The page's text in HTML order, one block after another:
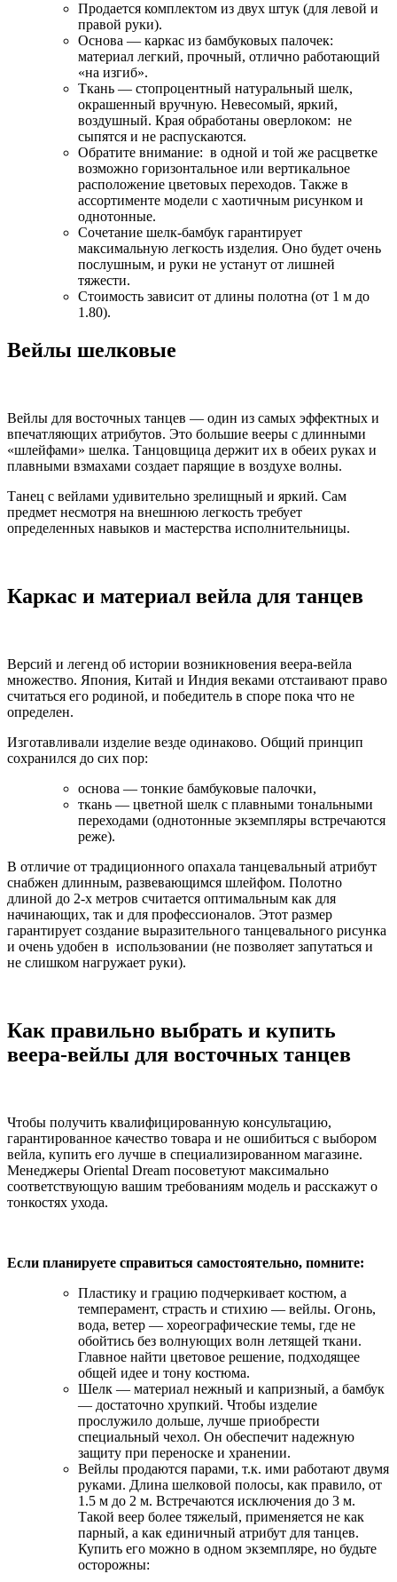
Продается комплектом из двух штук (для левой и
правой руки).
Основа — каркас из бамбуковых палочек:
материал легкий, прочный, отлично работающий
«на изгиб».
Ткань — стопроцентный натуральный шелк,
окрашенный вручную. Невесомый, яркий,
воздушный. Края обработаны оверлоком: не
сыпятся и не распускаются.
Обратите внимание: в одной и той же расцветке
возможно горизонтальное или вертикальное
расположение цветовых переходов. Также в
ассортименте модели с хаотичным рисунком и
однотонные.
Сочетание шелк-бамбук гарантирует
максимальную легкость изделия. Оно будет очень
послушным, и руки не устанут от лишней
тяжести.
Стоимость зависит от длины полотна (от 1 м до
1.80).
Вейлы шелковые
Вейлы для восточных танцев — один из самых эффектных и
впечатляющих атрибутов. Это большие вееры с длинными
«шлейфами» шелка. Танцовщица держит их в обеих руках и
плавными взмахами создает парящие в воздухе волны.
Танец с вейлами удивительно зрелищный и яркий. Сам
предмет несмотря на внешнюю легкость требует
определенных навыков и мастерства исполнительницы.
Каркас и материал вейла для танцев
Версий и легенд об истории возникновения веера-вейла
множество. Япония, Китай и Индия веками отстаивают право
считаться его родиной, и победитель в споре пока что не
определен.
Изготавливали изделие везде одинаково. Общий принцип
сохранился до сих пор:
основа — тонкие бамбуковые палочки,
ткань — цветной шелк с плавными тональными
переходами (однотонные экземпляры встречаются
реже).
В отличие от традиционного опахала танцевальный атрибут
снабжен длинным, развевающимся шлейфом. Полотно
длиной до 2-х метров считается оптимальным как для
начинающих, так и для профессионалов. Этот размер
гарантирует создание выразительного танцевального рисунка
и очень удобен в использовании (не позволяет запутаться и
не слишком нагружает руки).
Как правильно выбрать и купить
веера-вейлы для восточных танцев
Чтобы получить квалифицированную консультацию,
гарантированное качество товара и не ошибиться с выбором
вейла, купить его лучше в специализированном магазине.
Менеджеры Oriental Dream посоветуют максимально
соответствующую вашим требованиям модель и расскажут о
тонкостях ухода.
Если планируете справиться самостоятельно, помните:
Пластику и грацию подчеркивает костюм, а
темперамент, страсть и стихию — вейлы. Огонь,
вода, ветер — хореографические темы, где не
обойтись без волнующих волн летящей ткани.
Главное найти цветовое решение, подходящее
общей идее и тону костюма.
Шелк — материал нежный и капризный, а бамбук
— достаточно хрупкий. Чтобы изделие
прослужило дольше, лучше приобрести
специальный чехол. Он обеспечит надежную
защиту при переноске и хранении.
Вейлы продаются парами, т.к. ими работают двумя
руками. Длина шелковой полосы, как правило, от
1.5 м до 2 м. Встречаются исключения до 3 м.
Такой веер более тяжелый, применяется не как
парный, а как единичный атрибут для танцев.
Купить его можно в одном экземпляре, но будьте
осторожны: